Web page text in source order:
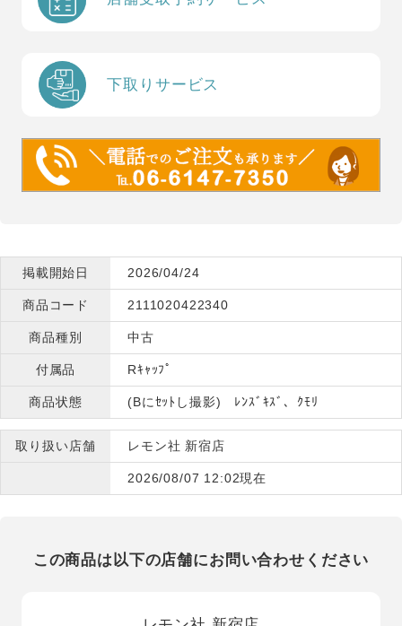
下取りサービス
掲載開始日 2026/04/24
商品コード 2111020422340
商品種別 中古
付属品 Rｷｬｯﾌﾟ
商品状態 (Bにｾｯﾄし撮影) ﾚﾝｽﾞｷｽﾞ、ｸﾓﾘ
取り扱い店舗 レモン社 新宿店
2026/08/07 12:02現在
この商品は以下の店舗にお問い合わせください